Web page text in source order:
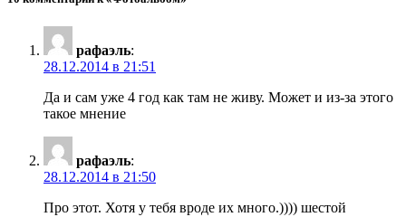
рафаэль:
28.12.2014 в 21:51
Да и сам уже 4 год как там не живу. Может и из-за этого
такое мнение
рафаэль:
28.12.2014 в 21:50
Про этот. Хотя у тебя вроде их много.)))) шестой